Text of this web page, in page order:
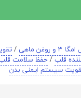
و روغن ماهی /
قلب/حفظ سلامت
سیستم ایمنی بدن